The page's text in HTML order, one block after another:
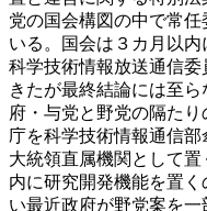
党の国会構図の中で常
いる。国会は３カ月以
科学技術情報放送通信
きたが最終結論には至
府・与党と野党の隔た
庁を科学技術情報通信
大統領直属機関として
内に研究開発機能を置
い最近政府が野党案を